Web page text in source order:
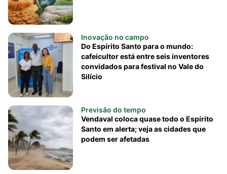
Inovação no campo
Do Espírito Santo para o mundo:
cafeicultor está entre seis inventores
convidados para festival no Vale do
Silício
Previsão do tempo
Vendaval coloca quase todo o Espírito
Santo em alerta; veja as cidades que
podem ser afetadas